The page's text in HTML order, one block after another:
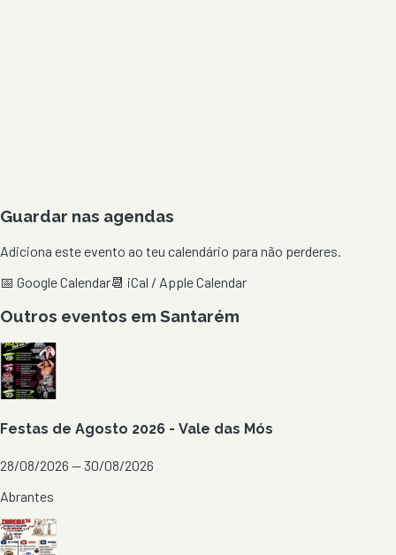
Guardar nas agendas
Adiciona este evento ao teu calendário para não perderes.
📅 Google Calendar📆 iCal / Apple Calendar
Outros eventos em Santarém
Festas de Agosto 2026 - Vale das Mós
28/08/2026 — 30/08/2026
Abrantes